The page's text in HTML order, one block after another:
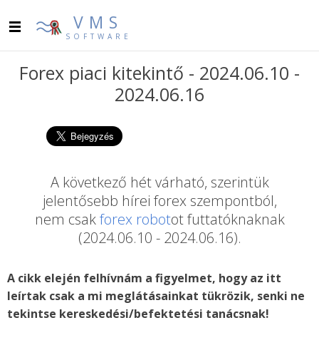
VMS
SOFTWARE
Forex piaci kitekintő - 2024.06.10 -
2024.06.16
A következő hét várható, szerintük
jelentősebb hírei forex szempontból,
nem csakforex robotot futtatóknaknak
(2024.06.10 - 2024.06.16).
A cikk elején felhívnám a figyelmet, hogy az itt
leírtak csak a mi meglátásainkat tükrözik, senki ne
tekintse kereskedési/befektetési tanácsnak!